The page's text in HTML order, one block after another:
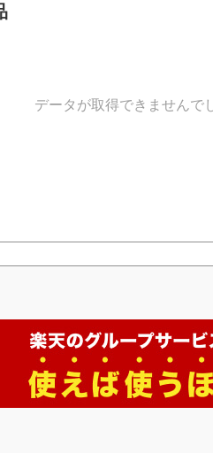
データが取得できませんで